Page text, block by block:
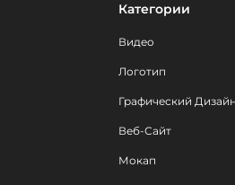
Категории
Видео
Логотип
Графический Дизайн
Веб-Сайт
Мокап